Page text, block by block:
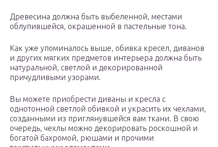
Древесина должна быть выбеленной, местами
облупившейся, окрашенной в пастельные тона.
Как уже упоминалось выше, обивка кресел, диванов
и других мягких предметов интерьера должна быть
натуральной, светлой и декорированной
причудливыми узорами.
Вы можете приобрести диваны и кресла с
однотонной светлой обивкой и украсить их чехлами,
созданными из приглянувшейся вам ткани. В свою
очередь, чехлы можно декорировать роскошной и
богатой бахромой, рюшами и прочими